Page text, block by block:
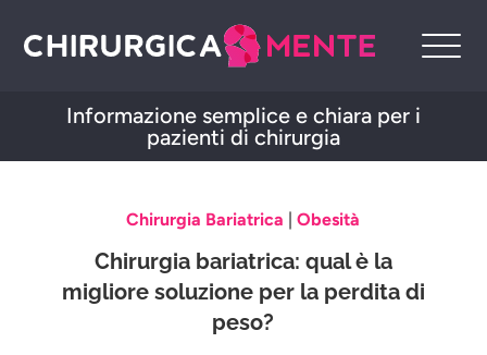
Informazione semplice e chiara per i
pazienti di chirurgia
Chirurgia Bariatrica |Obesità
Chirurgia bariatrica: qual è la
migliore soluzione per la perdita di
peso?